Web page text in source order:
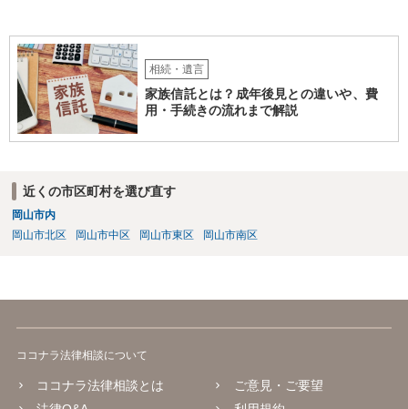
相続・遺言
家族信託とは？成年後見との違いや、費
用・手続きの流れまで解説
近くの市区町村を選び直す
岡山市内
岡山市北区
岡山市中区 岡山市東区 岡山市南区
ココナラ法律相談について
ココナラ法律相談とは
ご意見・ご要望